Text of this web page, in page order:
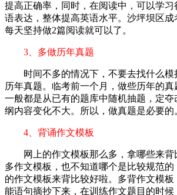
提高正确率，同时，在阅读中，可以学
语表达，整体提高英语水平。沙坪坝区成
每天坚持做2篇阅读就可以了。
3、多做历年真题
时间不多的情况下，不要去找什么模
历年真题。临考前一个月，做些历年的
一般都是从已有的题库中随机抽题，定
纲内容变化不大。所以，做真题是必要的
4、背诵作文模板
网上的作文模板那么多，拿哪些来背
多作文模板，也不知道哪个是比较规范
的作文模板来背比较好啦。多背作文模
能语句摘抄下来，在训练作文题目的时